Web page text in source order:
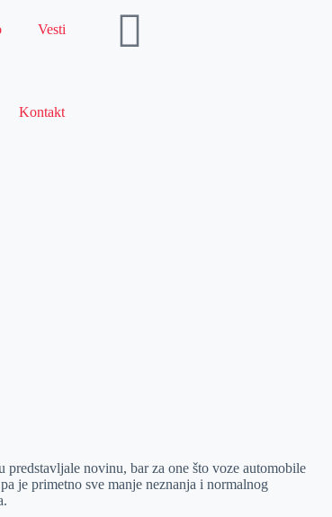
Vesti
Kontakt
novinu, bar za one što voze automobile
je primetno sve manje neznanja i normalnog